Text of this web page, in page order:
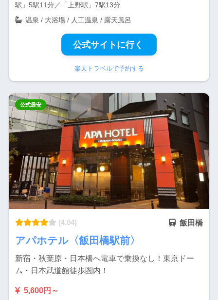
駅」5駅11分／「上野駅」7駅13分
温泉 / 大浴場 / 人工温泉 / 露天風呂
公式サイトに行く
楽天トラベルで予約する
(4.04) 飯田橋
アパホテル〈飯田橋駅前〉
新宿・秋葉原・日本橋へ電車で乗換なし！東京ドー
ム・日本武道館徒歩圏内！
5,600円～
公式最安